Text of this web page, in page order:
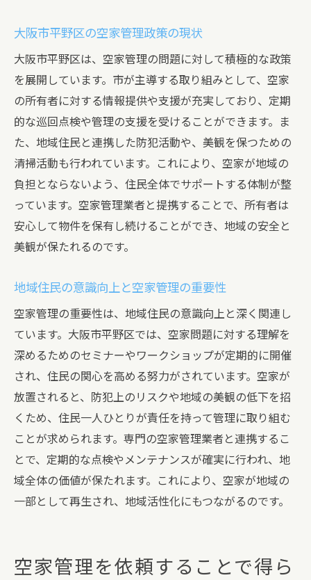
性化
空家管理が平野区のブランドイメージに与
える影響
大阪市平野区における空家管理業者の選び方と
そのメリット
信頼できる空家管理業者の選び方
専門業者に依頼するメリットとデメリット
地元に根ざした空家管理業者の強み
大阪市平野区での評判の良い空家管理業者
空家管理業者に依頼することで得られる安
心感
大阪市平野区の空家管理政策の現状
大阪市平野区は、空家管理の問題に対して積極的な政策
を展開しています。市が主導する取り組みとして、空家
の所有者に対する情報提供や支援が充実しており、定期
的な巡回点検や管理の支援を受けることができます。ま
た、地域住民と連携した防犯活動や、美観を保つための
清掃活動も行われています。これにより、空家が地域の
負担とならないよう、住民全体でサポートする体制が整
っています。空家管理業者と提携することで、所有者は
安心して物件を保有し続けることができ、地域の安全と
美観が保たれるのです。
地域住民の意識向上と空家管理の重要性
空家管理の重要性は、地域住民の意識向上と深く関連し
ています。大阪市平野区では、空家問題に対する理解を
深めるためのセミナーやワークショップが定期的に開催
され、住民の関心を高める努力がされています。空家が
放置されると、防犯上のリスクや地域の美観の低下を招
くため、住民一人ひとりが責任を持って管理に取り組む
ことが求められます。専門の空家管理業者と連携するこ
とで、定期的な点検やメンテナンスが確実に行われ、地
域全体の価値が保たれます。これにより、空家が地域の
一部として再生され、地域活性化にもつながるのです。
空家管理を依頼することで得ら